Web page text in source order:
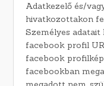
Adatkezelő és/
hivatkozottakon
Személyes
facebook profil
facebook
facebookban